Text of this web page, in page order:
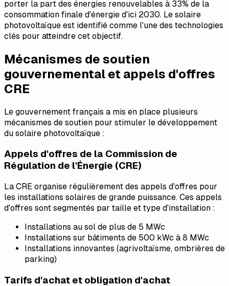
porter la part des énergies renouvelables à 33% de la
consommation finale d'énergie d'ici 2030. Le solaire
photovoltaïque est identifié comme l'une des technologies
clés pour atteindre cet objectif.
Mécanismes de soutien
gouvernemental et appels d'offres
CRE
Le gouvernement français a mis en place plusieurs
mécanismes de soutien pour stimuler le développement
du solaire photovoltaïque :
Appels d'offres de la Commission de
Régulation de l'Énergie (CRE)
La CRE organise régulièrement des appels d'offres pour
les installations solaires de grande puissance. Ces appels
d'offres sont segmentés par taille et type d'installation :
Installations au sol de plus de 5 MWc
Installations sur bâtiments de 500 kWc à 8 MWc
Installations innovantes (agrivoltaïsme, ombrières de
parking)
Tarifs d'achat et obligation d'achat